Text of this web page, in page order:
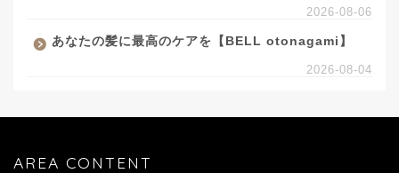
2026-08-06
あなたの髪に最高のケアを【BELL otonagami】
2026-08-04
AREA CONTENT